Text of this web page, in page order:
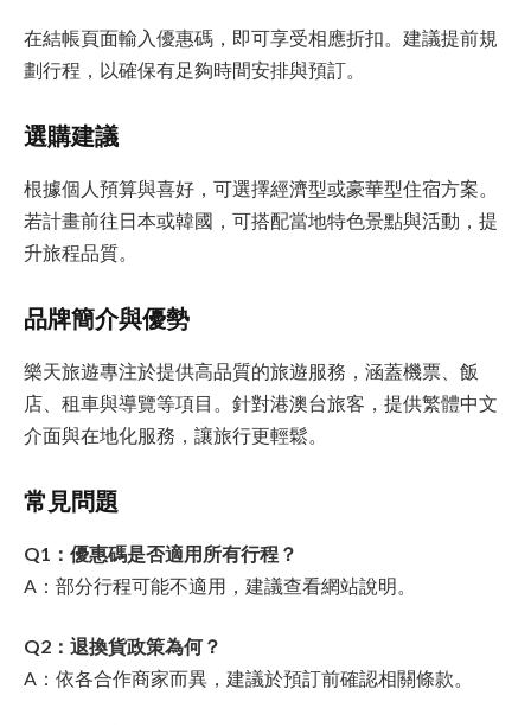
在結帳頁面輸入優惠碼，即可享受相應折扣。建議提前規
劃行程，以確保有足夠時間安排與預訂。
選購建議
根據個人預算與喜好，可選擇經濟型或豪華型住宿方案。
若計畫前往日本或韓國，可搭配當地特色景點與活動，提
升旅程品質。
品牌簡介與優勢
樂天旅遊專注於提供高品質的旅遊服務，涵蓋機票、飯
店、租車與導覽等項目。針對港澳台旅客，提供繁體中文
介面與在地化服務，讓旅行更輕鬆。
常見問題
Q1：優惠碼是否適用所有行程？
A：部分行程可能不適用，建議查看網站說明。
Q2：退換貨政策為何？
A：依各合作商家而異，建議於預訂前確認相關條款。